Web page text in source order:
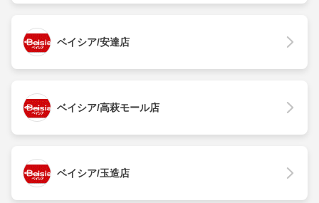
ベイシア/安達店
ベイシア/高萩モール店
ベイシア/玉造店